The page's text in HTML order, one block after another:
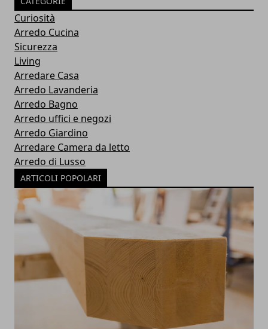
Curiosità
Arredo Cucina
Sicurezza
Living
Arredare Casa
Arredo Lavanderia
Arredo Bagno
Arredo uffici e negozi
Arredo Giardino
Arredare Camera da letto
Arredo di Lusso
ARTICOLI POPOLARI